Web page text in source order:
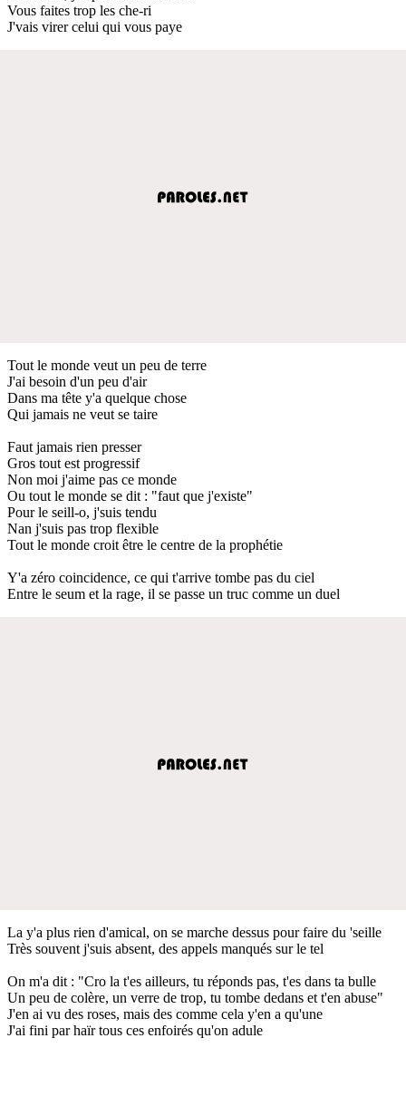
Vous faites trop les che-ri
J'vais virer celui qui vous paye
Tout le monde veut un peu de terre
J'ai besoin d'un peu d'air
Dans ma tête y'a quelque chose
Qui jamais ne veut se taire
Faut jamais rien presser
Gros tout est progressif
Non moi j'aime pas ce monde
Ou tout le monde se dit : "faut que j'existe"
Pour le seill-o, j'suis tendu
Nan j'suis pas trop flexible
Tout le monde croit être le centre de la prophétie
Y'a zéro coincidence, ce qui t'arrive tombe pas du ciel
Entre le seum et la rage, il se passe un truc comme un duel
La y'a plus rien d'amical, on se marche dessus pour faire du 'seille
Très souvent j'suis absent, des appels manqués sur le tel
On m'a dit : "Cro la t'es ailleurs, tu réponds pas, t'es dans ta bulle
Un peu de colère, un verre de trop, tu tombe dedans et t'en abuse"
J'en ai vu des roses, mais des comme cela y'en a qu'une
J'ai fini par haïr tous ces enfoirés qu'on adule